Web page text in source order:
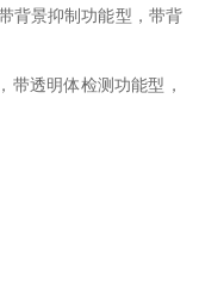
背景抑制功能型，带背
带透明体检测功能型，